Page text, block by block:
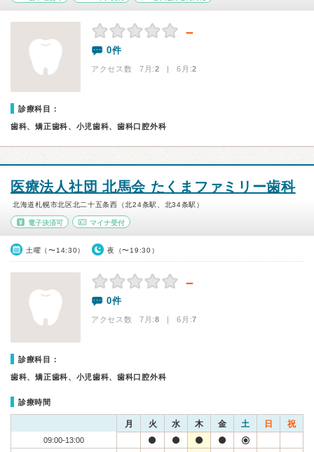
－
0件
アクセス数 7月:2 | 6月:2
診療科目：
歯科、矯正歯科、小児歯科、歯科口腔外科
医療法人社団 北馬会 たくまファミリー歯科
北海道札幌市北区北二十五条西（北24条駅、北34条駅）
電子決済可 マイナ受付
土曜（〜14:30） 夜（〜19:30）
－
0件
アクセス数 7月:8 | 6月:7
診療科目：
歯科、矯正歯科、小児歯科、歯科口腔外科
診療時間
月 火 水 木 金 土 日 祝
09:00-13:00